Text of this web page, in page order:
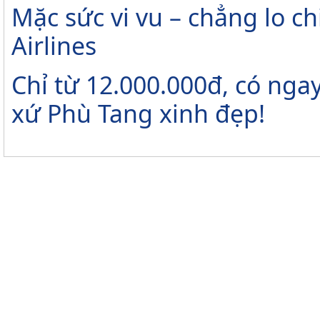
Mặc sức vi vu – chẳng lo
Airlines
Chỉ từ 12.000.000đ, có
xứ Phù Tang xinh đẹp!